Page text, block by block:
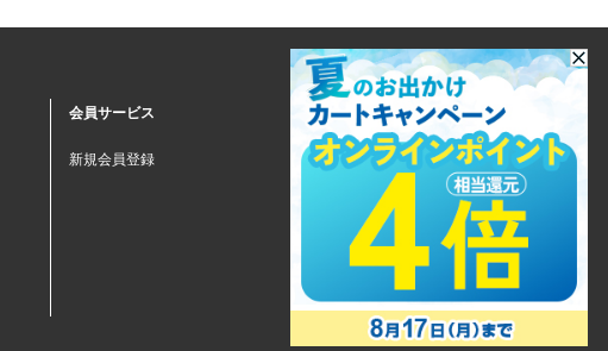
会員サービス
新規会員登録